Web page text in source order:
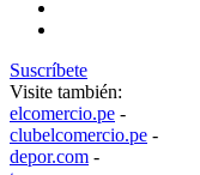
Suscríbete
Visite también:
elcomercio.pe -
clubelcomercio.pe -
depor.com -